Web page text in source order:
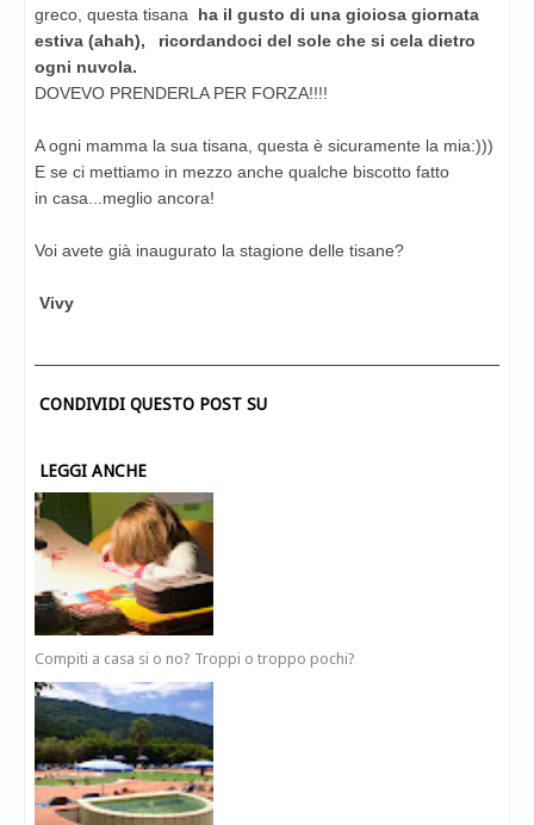
greco, questa tisana
ha il gusto di una gioiosa giornata
estiva (ahah),
ricordandoci del sole che si cela dietro
ogni nuvola.
DOVEVO PRENDERLA PER FORZA!!!!
A ogni mamma la sua tisana, questa è sicuramente la mia:)))
E se ci mettiamo in mezzo anche qualche biscotto fatto
in casa...meglio ancora!
Voi avete già inaugurato la stagione delle tisane?
Vivy
CONDIVIDI QUESTO POST SU
LEGGI ANCHE
Compiti a casa si o no? Troppi o troppo pochi?